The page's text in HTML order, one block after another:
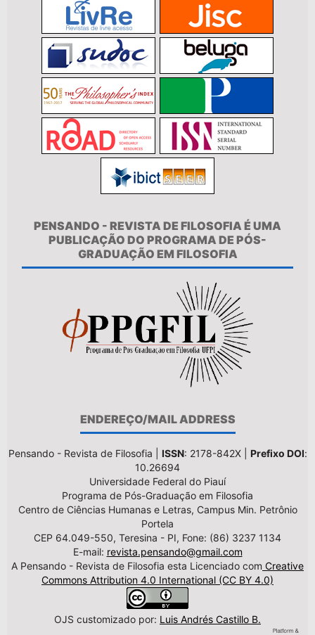
PENSANDO - REVISTA DE FILOSOFIA É UMA
PUBLICAÇÃO DO PROGRAMA DE PÓS-
GRADUAÇÃO EM FILOSOFIA
ENDEREÇO/MAIL ADDRESS
Pensando - Revista de Filosofia | ISSN: 2178-842X | Prefixo DOI:
10.26694
Universidade Federal do Piauí
Programa de Pós-Graduação em Filosofia
Centro de Ciências Humanas e Letras, Campus Min. Petrônio
Portela
CEP 64.049-550, Teresina - PI, Fone: (86) 3237 1134
E-mail: revista.pensando@gmail.com
A Pensando - Revista de Filosofia esta Licenciado com Creative
Commons Attribution 4.0 International (CC BY 4.0)
OJS customizado por: Luis Andrés Castillo B.